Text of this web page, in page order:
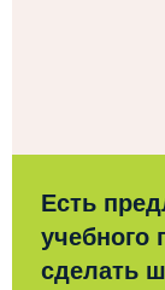
Есть
учебного
сделать